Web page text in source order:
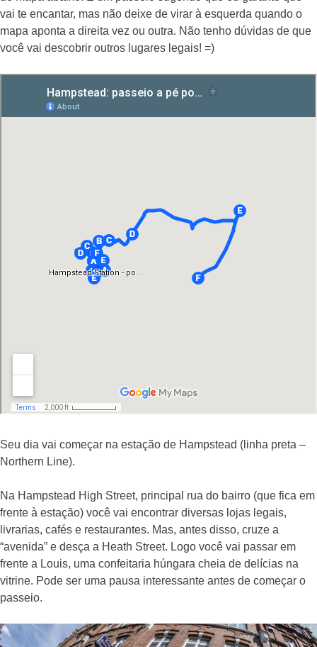
vai te encantar, mas não deixe de virar à esquerda quando o
mapa aponta a direita vez ou outra. Não tenho dúvidas de que
você vai descobrir outros lugares legais! =)
Seu dia vai começar na estação de Hampstead (linha preta –
Northern Line).
Na Hampstead High Street, principal rua do bairro (que fica em
frente à estação) você vai encontrar diversas lojas legais,
livrarias, cafés e restaurantes. Mas, antes disso, cruze a
“avenida” e desça a Heath Street. Logo você vai passar em
frente a Louis, uma confeitaria húngara cheia de delícias na
vitrine. Pode ser uma pausa interessante antes de começar o
passeio.